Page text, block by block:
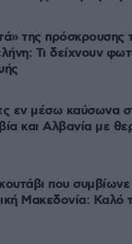
της πρόσκρουσης
Τι δείχνουν
εν μέσω καύσωνα
και Αλβανία με
που
Μακεδονία: Καλό